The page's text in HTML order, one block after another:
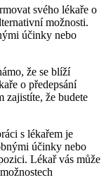
svého lékaře o
možnosti.
účinky nebo
že se blíží
o předepsání
zajistíte, že budete
s lékařem je
účinky nebo
Lékař vás může